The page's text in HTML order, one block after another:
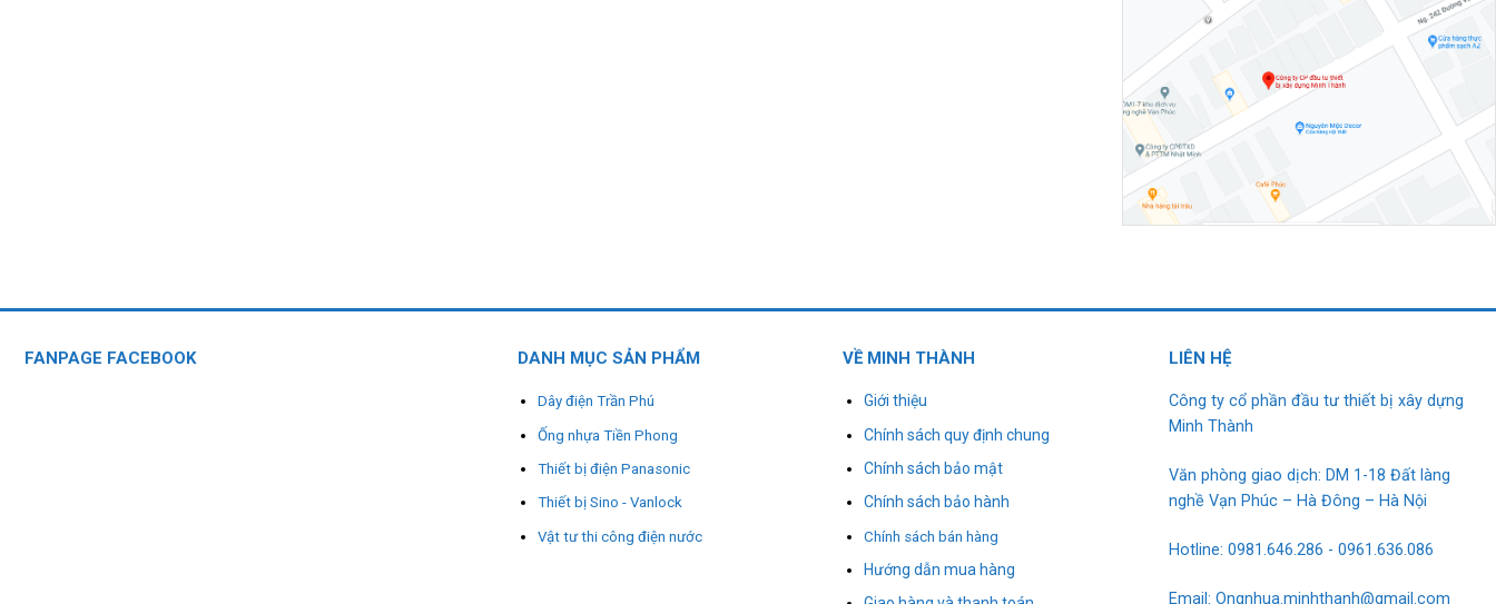
FANPAGE FACEBOOK DANH MỤC SẢN PHẨM
Dây điện Trần Phú
Ống nhựa Tiền Phong
Thiết bị điện Panasonic
Thiết bị Sino - Vanlock
Vật tư thi công điện nước
VỀ MINH THÀNH
Giới thiệu
Chính sách quy định chung
Chính sách bảo mật
Chính sách bảo hành
Chính sách bán hàng
Hướng dẫn mua hàng
LIÊN HỆ
Công ty cổ phần đầu tư thiết bị xây dựng
Minh Thành
Văn phòng giao dịch: DM 1-18 Đất làng
nghề Vạn Phúc – Hà Đông – Hà Nội
Hotline: 0981.646.286 - 0961.636.086
Email: Ongnhua.minhthanh@gmail.com